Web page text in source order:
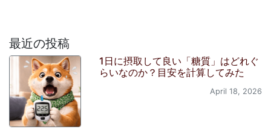
最近の投稿
1日に摂取して良い「糖質」はどれぐ
らいなのか？目安を計算してみた
April 18, 2026